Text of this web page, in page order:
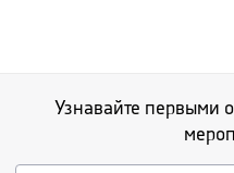
Узнавайте первыми